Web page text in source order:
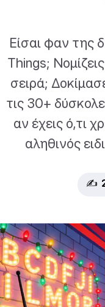
Είσαι φαν της
Things;
σειρά;
τις 30+
αν έχεις ό,τι
αληθινός
✍️